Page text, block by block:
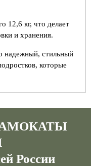
12,6 кг, что делает
и хранения.
надежный, стильный
которые
России